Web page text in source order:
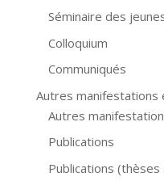
Séminaire des
Colloquium
Communiqués
Autres manifestations
Autres
Publications
Publications (thèses